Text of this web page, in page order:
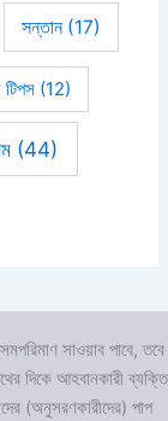
সন্তান(17)
টিপস (12)
(44)
সাওয়াব পাবে, তবে
দিকে আহবানকারী ব্যক্তি
(অনুসরণকারীদের) পাপ